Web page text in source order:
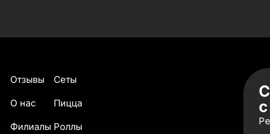
Отзывы
О нас
Филиалы
Сеты
Пицца
Роллы